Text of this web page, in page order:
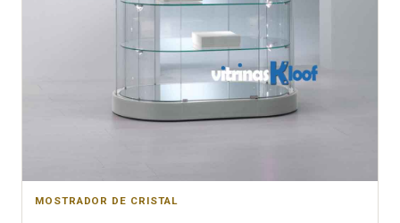
MOSTRADOR DE CRISTAL